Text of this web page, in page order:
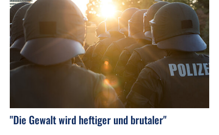
"Die Gewalt wird heftiger und brutaler"